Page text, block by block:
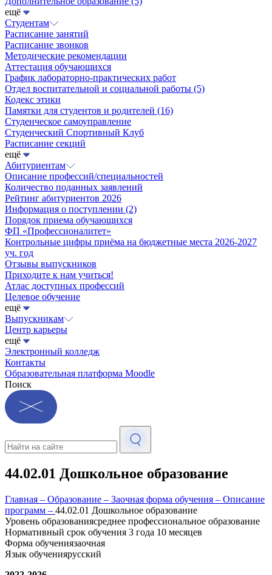
ещё
Студентам
Расписание занятий
Расписание звонков
Методические рекомендации
Аттестация обучающихся
График лабораторно-практических работ
Отдел воспитательной и социальной работы (5)
Кодекс этики
Памятки для студентов и родителей (16)
Студенческое самоуправление
Студенческий Спортивный Клуб
Расписание секций
ещё
Абитуриентам
Описание профессий/специальностей
Количество поданных заявлений
Рейтинг абитуриентов 2026
Информация о поступлении (2)
Порядок приема обучающихся
ФП «Профессионалитет»
Контрольные цифры приёма на бюджетные места 2026-2027
уч. год
Отзывы выпускников
Приходите к нам учиться!
Атлас доступных профессий
Целевое обучение
ещё
Выпускникам
Центр карьеры
ещё
Электронный колледж
Контакты
Образовательная платформа Moodle
Поиск
44.02.01 Дошкольное образование
Главная – Образование – Заочная форма обучения – Описание
программ – 44.02.01 Дошкольное образование
Уровень образованиясреднее профессиональное образование
Нормативный срок обучения 3 года 10 месяцев
Форма обучениязаочная
Язык обучениярусский